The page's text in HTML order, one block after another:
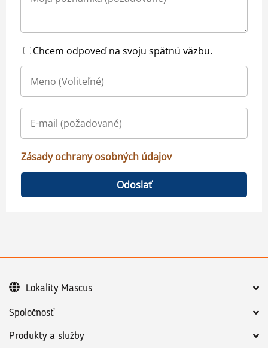
Chcem odpoveď na svoju spätnú väzbu.
Zásady ochrany osobných údajov
Odoslať
Spoločnosť
Produkty a služby
Lokality Mascus